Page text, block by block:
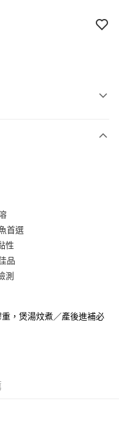
口：012-875-1-240680-7 匯
式。)
首選
性
品
測
，煲湯炆煮／產後進補必